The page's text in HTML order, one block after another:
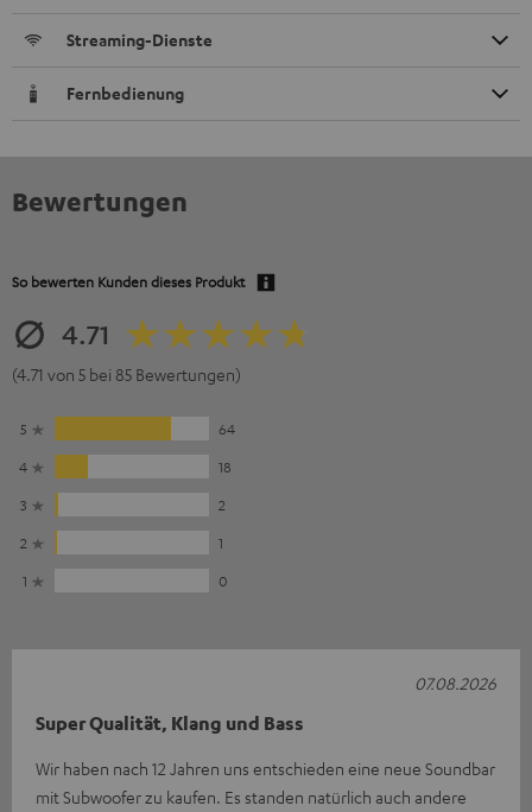
Streaming-Dienste
Fernbedienung
Bewertungen
So bewerten Kunden dieses Produkt
4.71
(4.71 von 5 bei 85 Bewertungen)
5
64
4
18
3
2
2
1
1
0
Super Qualität, Klang und Bass
Wir haben nach 12 Jahren uns entschieden eine neue Soundbar
mit Subwoofer zu kaufen. Es standen natürlich auch andere
07.08.2026